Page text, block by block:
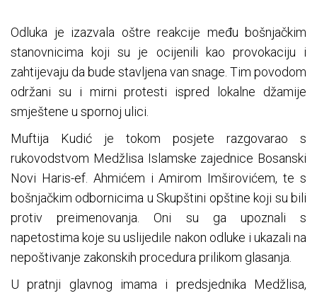
Odluka je izazvala oštre reakcije među bošnjačkim
stanovnicima koji su je ocijenili kao provokaciju i
zahtijevaju da bude stavljena van snage. Tim povodom
održani su i mirni protesti ispred lokalne džamije
smještene u spornoj ulici.
Muftija Kudić je tokom posjete razgovarao s
rukovodstvom Medžlisa Islamske zajednice Bosanski
Novi Haris-ef. Ahmićem i Amirom Imširovićem, te s
bošnjačkim odbornicima u Skupštini opštine koji su bili
protiv preimenovanja. Oni su ga upoznali s
napetostima koje su uslijedile nakon odluke i ukazali na
nepoštivanje zakonskih procedura prilikom glasanja.
U pratnji glavnog imama i predsjednika Medžlisa,